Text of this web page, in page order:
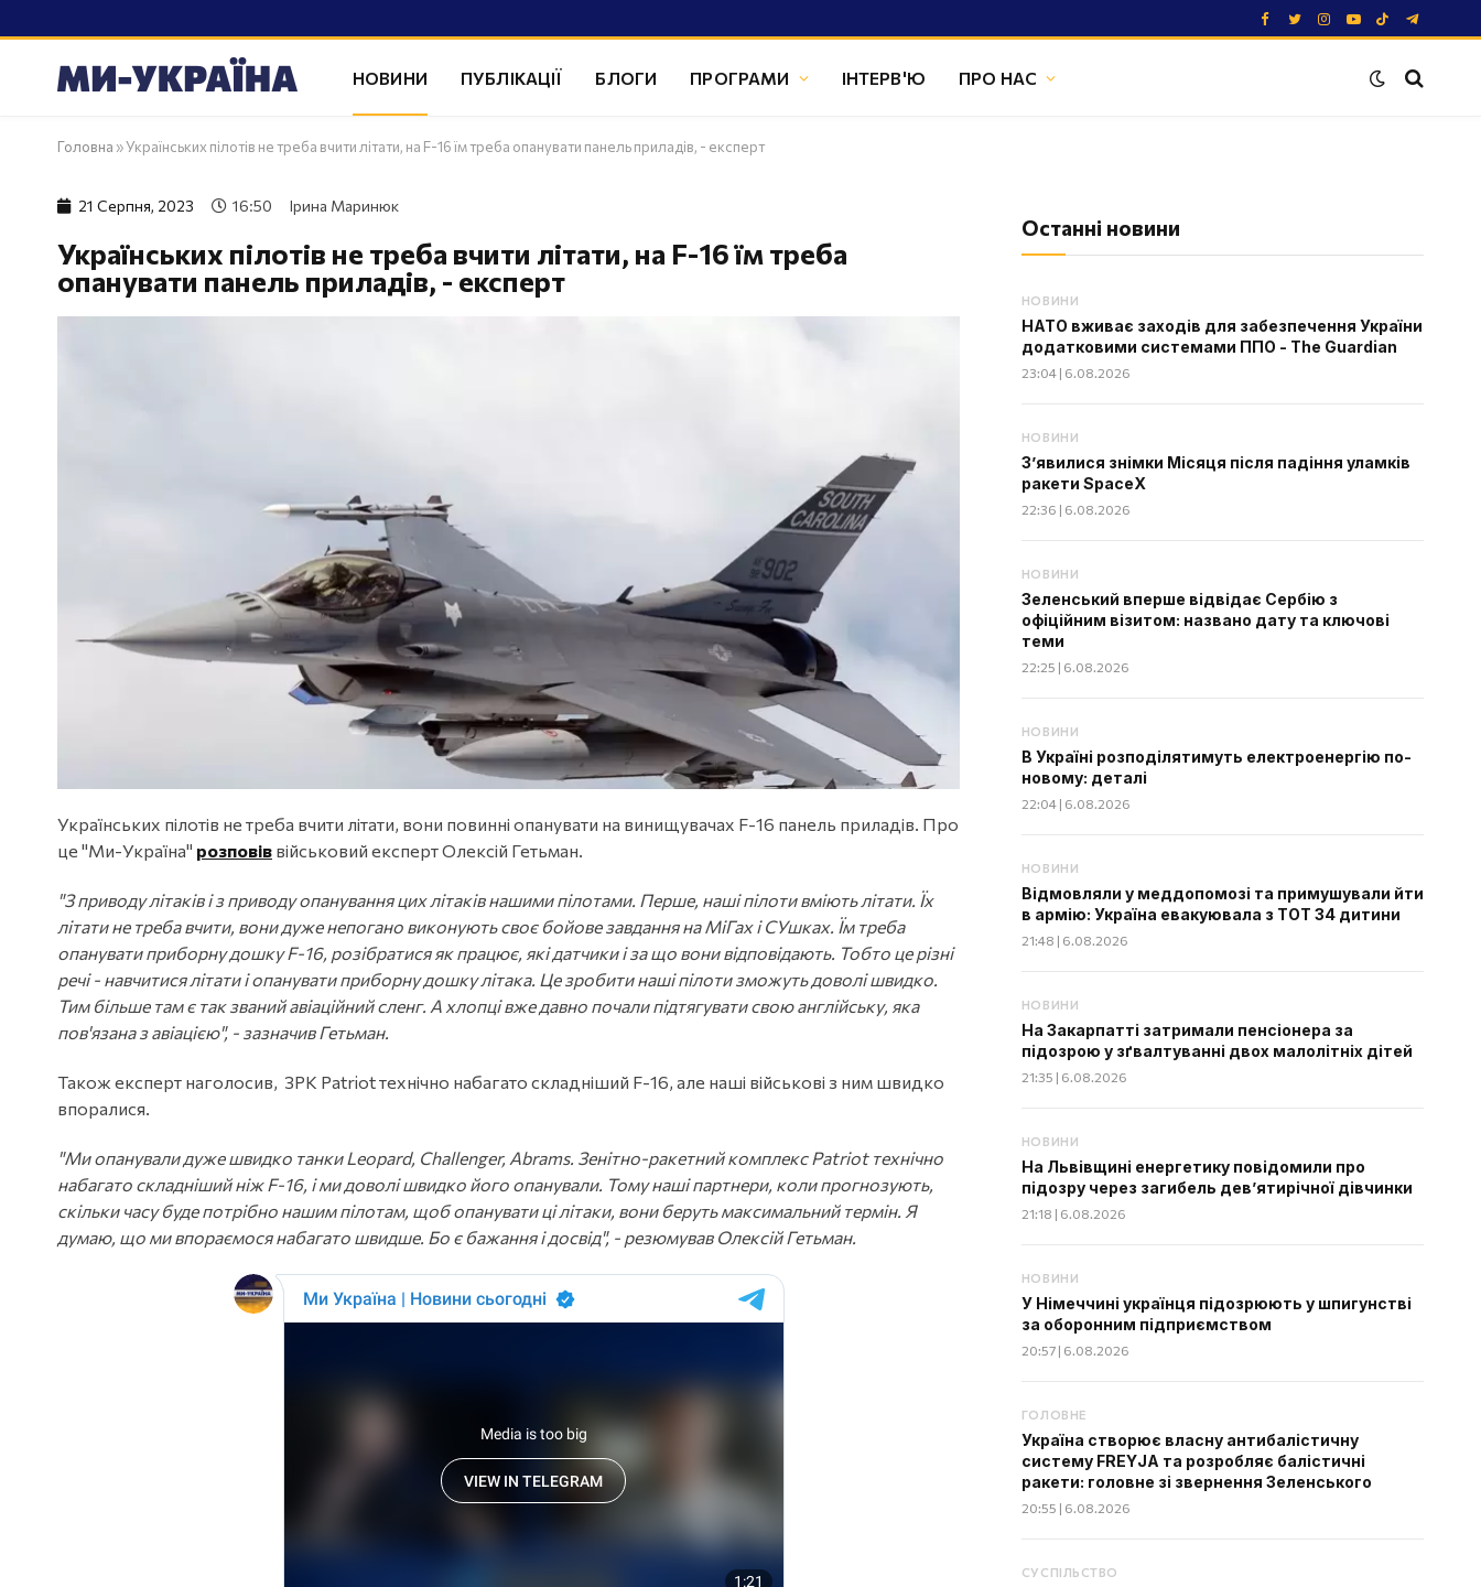
Facebook
TwitterInstagram
YouTube
TikTokTelegram
НОВИНИ ПУБЛІКАЦІЇ БЛОГИ ПРОГРАМИ ІНТЕРВ'Ю ПРО НАС
Головна »Українських пілотів не треба вчити літати, на F-16 їм треба опанувати панель приладів, - експерт
21 Серпня, 2023 16:50 Ірина Маринюк
Українських пілотів не треба вчити літати, на F-16 їм треба
опанувати панель приладів, - експерт
Українських пілотів не треба вчити літати, вони повинні опанувати на винищувачах F-16 панель приладів. Про
це "Ми-Україна" розповів військовий експерт Олексій Гетьман.
"З приводу літаків і з приводу опанування цих літаків нашими пілотами. Перше, наші пілоти вміють літати. Їх
літати не треба вчити, вони дуже непогано виконують своє бойове завдання на МіГах і СУшках. Їм треба
опанувати приборну дошку F-16, розібратися як працює, які датчики і за що вони відповідають. Тобто це різні
речі - навчитися літати і опанувати приборну дошку літака. Це зробити наші пілоти зможуть доволі швидко.
Тим більше там є так званий авіаційний сленг. А хлопці вже давно почали підтягувати свою англійську, яка
пов'язана з авіацією", - зазначив Гетьман.
Також експерт наголосив, ЗРК Patriot технічно набагато складніший F-16, але наші військові з ним швидко
впоралися.
"Ми опанували дуже швидко танки Leopard, Challenger, Abrams. Зенітно-ракетний комплекс Patriot технічно
набагато складніший ніж F-16, і ми доволі швидко його опанували. Тому наші партнери, коли прогнозують,
скільки часу буде потрібно нашим пілотам, щоб опанувати ці літаки, вони беруть максимальний термін. Я
думаю, що ми впораємося набагато швидше. Бо є бажання і досвід", - резюмував Олексій Гетьман.
Останні новини
НОВИНИ
НАТО вживає заходів для забезпечення України
додатковими системами ППО - The Guardian
23:04 | 6.08.2026
НОВИНИ
З’явилися знімки Місяця після падіння уламків
ракети SpaceX
22:36 | 6.08.2026
НОВИНИ
Зеленський вперше відвідає Сербію з
офіційним візитом: названо дату та ключові
теми
22:25 | 6.08.2026
НОВИНИ
В Україні розподілятимуть електроенергію по-
новому: деталі
22:04 | 6.08.2026
НОВИНИ
Відмовляли у меддопомозі та примушували йти
в армію: Україна евакуювала з ТОТ 34 дитини
21:48 | 6.08.2026
НОВИНИ
На Закарпатті затримали пенсіонера за
підозрою у зґвалтуванні двох малолітніх дітей
21:35 | 6.08.2026
НОВИНИ
На Львівщині енергетику повідомили про
підозру через загибель дев’ятирічної дівчинки
21:18 | 6.08.2026
НОВИНИ
У Німеччині українця підозрюють у шпигунстві
за оборонним підприємством
20:57 | 6.08.2026
ГОЛОВНЕ
Україна створює власну антибалістичну
систему FREYJA та розробляє балістичні
ракети: головне зі звернення Зеленського
20:55 | 6.08.2026
СУСПІЛЬСТВО